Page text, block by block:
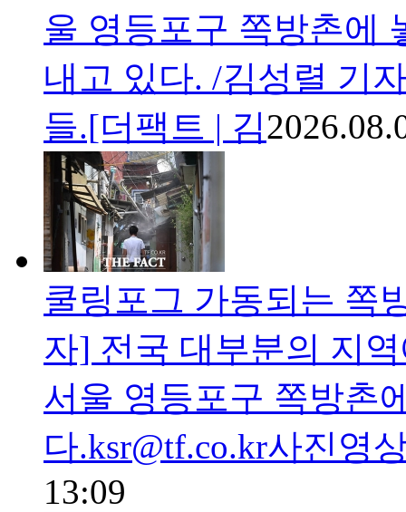
울 영등포구 쪽방촌에
내고 있다. /김성렬 기
들.[더팩트 | 김
쿨링포그 가동되는 쪽
자] 전국 대부분의 지
서울 영등포구 쪽방촌
다.ksr@tf.co.kr사진영
13:09